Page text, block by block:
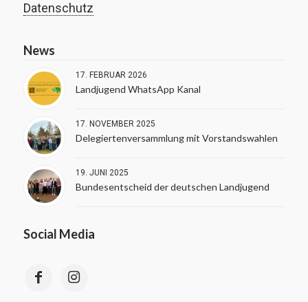
Datenschutz
News
17. FEBRUAR 2026
Landjugend WhatsApp Kanal
17. NOVEMBER 2025
Delegiertenversammlung mit Vorstandswahlen
19. JUNI 2025
Bundesentscheid der deutschen Landjugend
Social Media